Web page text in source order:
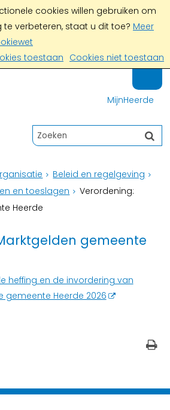
cookies willen gebruiken om
te verbeteren, staat u dit toe? Meer
toestaan Cookies niet toestaan
MijnHeerde
Beleid en regelgeving
en toeslagen
Verordening:
Heerde
gemeente
heffing en de invordering van
gemeente Heerde 2026